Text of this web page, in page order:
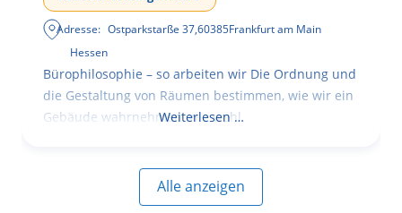
Adresse: Ostparkstarße 37,60385Frankfurt am Main
Hessen
Bürophilosophie – so arbeiten wir Die Ordnung und
die Gestaltung von Räumen bestimmen, wie wir ein
Gebäude wahrnehmen, wie wohl
Weiterlesen …
Alle anzeigen